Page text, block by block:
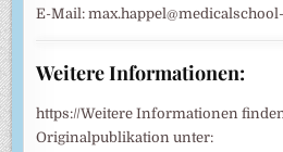
E-Mail:
Weitere Informationen:
https://Weitere Informationen
Originalpublikation unter: